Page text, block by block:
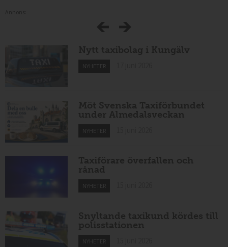
Nytt taxibolag i Kungälv
NYHETER
Möt Svenska Taxiförbundet
under Almedalsveckan
NYHETER
Taxiförare överfallen och
rånad
NYHETER
Snyltande taxikund kördes till
polisstationen
NYHETER